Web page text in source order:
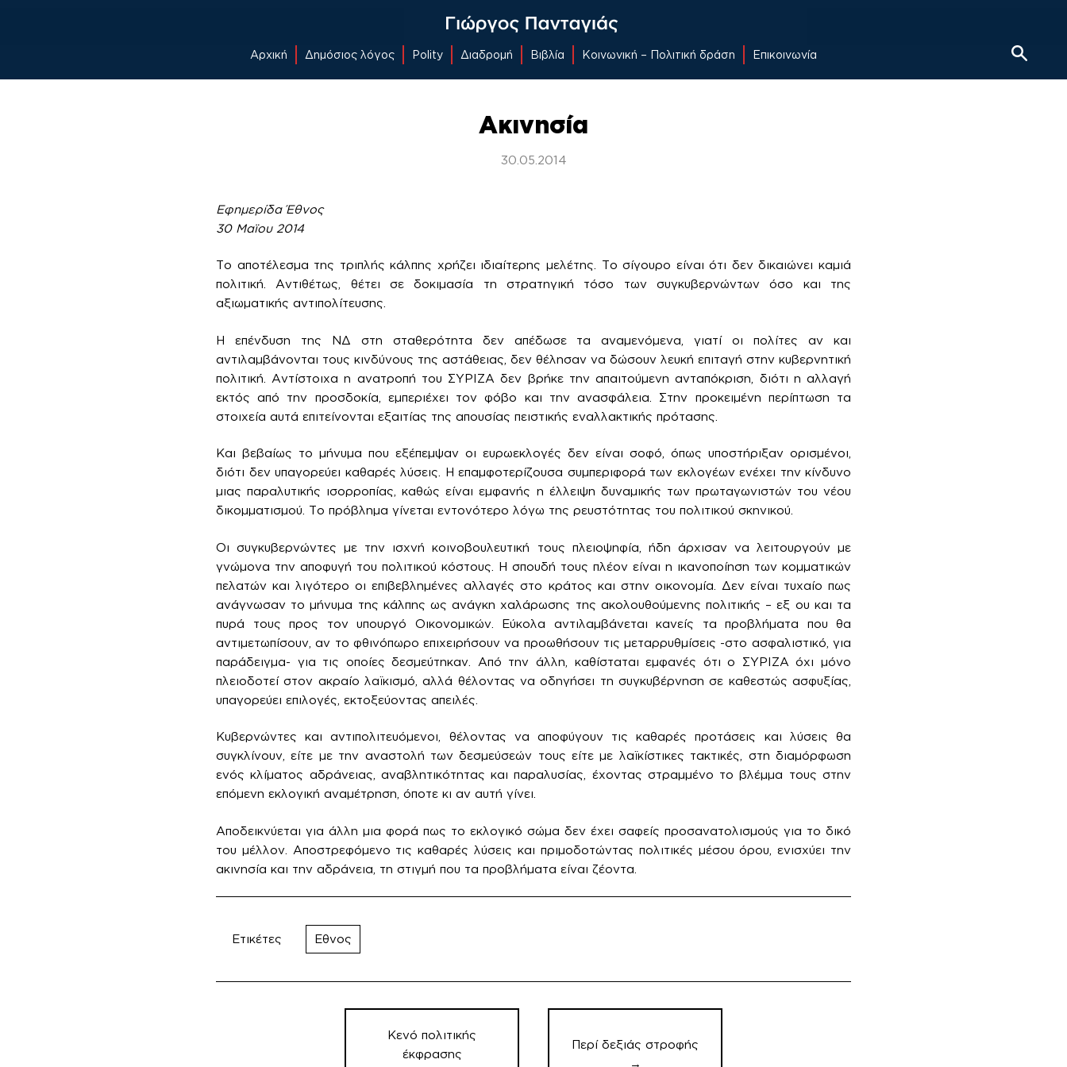
Αρχική Δημόσιος λόγος Polity Διαδρομή Βιβλία Κοινωνική – Πολιτική δράση Επικοινωνία
Ακινησία
30.05.2014
Εφημερίδα Έθνος
30 Μαϊου 2014
Το αποτέλεσμα της τριπλής κάλπης χρήζει ιδιαίτερης μελέτης. Το σίγουρο είναι ότι δεν δικαιώνει καμιά
πολιτική. Αντιθέτως, θέτει σε δοκιμασία τη στρατηγική τόσο των συγκυβερνώντων όσο και της
αξιωματικής αντιπολίτευσης.
Η επένδυση της ΝΔ στη σταθερότητα δεν απέδωσε τα αναμενόμενα, γιατί οι πολίτες αν και
αντιλαμβάνονται τους κινδύνους της αστάθειας, δεν θέλησαν να δώσουν λευκή επιταγή στην κυβερνητική
πολιτική. Αντίστοιχα η ανατροπή του ΣΥΡΙΖΑ δεν βρήκε την απαιτούμενη ανταπόκριση, διότι η αλλαγή
εκτός από την προσδοκία, εμπεριέχει τον φόβο και την ανασφάλεια. Στην προκειμένη περίπτωση τα
στοιχεία αυτά επιτείνονται εξαιτίας της απουσίας πειστικής εναλλακτικής πρότασης.
Και βεβαίως το μήνυμα που εξέπεμψαν οι ευρωεκλογές δεν είναι σοφό, όπως υποστήριξαν ορισμένοι,
διότι δεν υπαγορεύει καθαρές λύσεις. Η επαμφοτερίζουσα συμπεριφορά των εκλογέων ενέχει την κίνδυνο
μιας παραλυτικής ισορροπίας, καθώς είναι εμφανής η έλλειψη δυναμικής των πρωταγωνιστών του νέου
δικομματισμού. Το πρόβλημα γίνεται εντονότερο λόγω της ρευστότητας του πολιτικού σκηνικού.
Οι συγκυβερνώντες με την ισχνή κοινοβουλευτική τους πλειοψηφία, ήδη άρχισαν να λειτουργούν με
γνώμονα την αποφυγή του πολιτικού κόστους. Η σπουδή τους πλέον είναι η ικανοποίηση των κομματικών
πελατών και λιγότερο οι επιβεβλημένες αλλαγές στο κράτος και στην οικονομία. Δεν είναι τυχαίο πως
ανάγνωσαν το μήνυμα της κάλπης ως ανάγκη χαλάρωσης της ακολουθούμενης πολιτικής – εξ ου και τα
πυρά τους προς τον υπουργό Οικονομικών. Εύκολα αντιλαμβάνεται κανείς τα προβλήματα που θα
αντιμετωπίσουν, αν το φθινόπωρο επιχειρήσουν να προωθήσουν τις μεταρρυθμίσεις -στο ασφαλιστικό, για
παράδειγμα- για τις οποίες δεσμεύτηκαν. Από την άλλη, καθίσταται εμφανές ότι ο ΣΥΡΙΖΑ όχι μόνο
πλειοδοτεί στον ακραίο λαϊκισμό, αλλά θέλοντας να οδηγήσει τη συγκυβέρνηση σε καθεστώς ασφυξίας,
υπαγορεύει επιλογές, εκτοξεύοντας απειλές.
Κυβερνώντες και αντιπολιτευόμενοι, θέλοντας να αποφύγουν τις καθαρές προτάσεις και λύσεις θα
συγκλίνουν, είτε με την αναστολή των δεσμεύσεών τους είτε με λαϊκίστικες τακτικές, στη διαμόρφωση
ενός κλίματος αδράνειας, αναβλητικότητας και παραλυσίας, έχοντας στραμμένο το βλέμμα τους στην
επόμενη εκλογική αναμέτρηση, όποτε κι αν αυτή γίνει.
Αποδεικνύεται για άλλη μια φορά πως το εκλογικό σώμα δεν έχει σαφείς προσανατολισμούς για το δικό
του μέλλον. Αποστρεφόμενο τις καθαρές λύσεις και πριμοδοτώντας πολιτικές μέσου όρου, ενισχύει την
ακινησία και την αδράνεια, τη στιγμή που τα προβλήματα είναι ζέοντα.
Ετικέτες Εθνος
Πλοήγηση
άρθρωνΚενό πολιτικής
έκφρασης
Περί δεξιάς στροφής
→